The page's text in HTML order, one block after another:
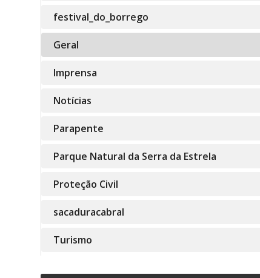
festival_do_borrego
Geral
Imprensa
Notícias
Parapente
Parque Natural da Serra da Estrela
Proteção Civil
sacaduracabral
Turismo